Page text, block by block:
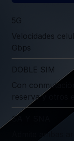
5G
Velocidades
Gbps
DOBLE SIM
Con
reserva y otros
SA Y SNA
Admite ambas